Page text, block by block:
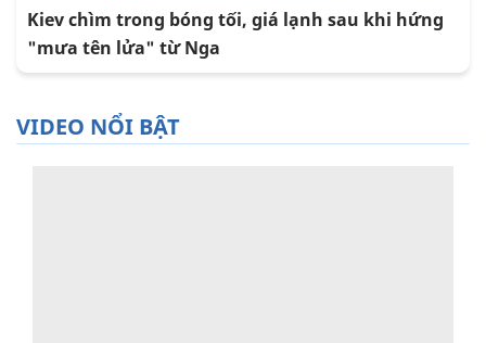
Kiev chìm trong bóng tối, giá lạnh sau khi hứng
"mưa tên lửa" từ Nga
VIDEO NỔI BẬT